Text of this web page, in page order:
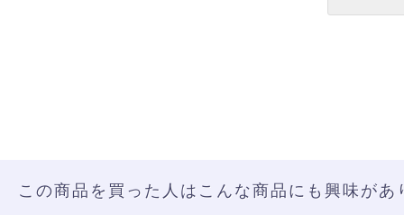
この商品を買った人はこんな商品にも興味があ